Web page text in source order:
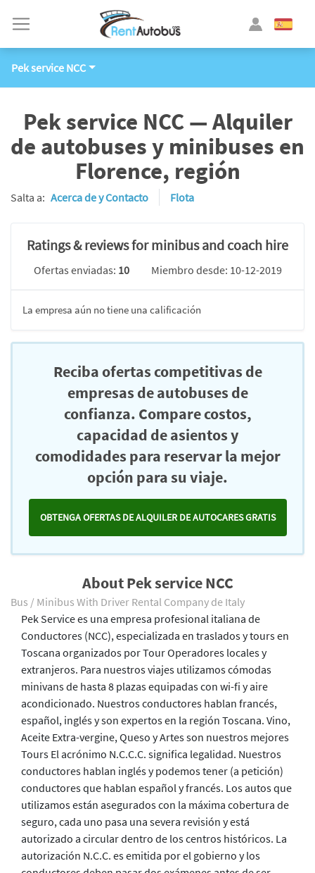
Pek service NCC
Pek service NCC — Alquiler
de autobuses y minibuses en
Florence, región
Salta a: Acerca de y Contacto Flota
Ratings & reviews for minibus and coach hire
Ofertas enviadas: 10 Miembro desde: 10-12-2019
La empresa aún no tiene una calificación
Reciba ofertas competitivas de
empresas de autobuses de
confianza. Compare costos,
capacidad de asientos y
comodidades para reservar la mejor
opción para su viaje.
OBTENGA OFERTAS DE ALQUILER DE AUTOCARES GRATIS
About Pek service NCC
Bus / Minibus With Driver Rental Company de Italy
Pek Service es una empresa profesional italiana de
Conductores (NCC), especializada en traslados y tours en
Toscana organizados por Tour Operadores locales y
extranjeros. Para nuestros viajes utilizamos cómodas
minivans de hasta 8 plazas equipadas con wi-fi y aire
acondicionado. Nuestros conductores hablan francés,
español, inglés y son expertos en la región Toscana. Vino,
Aceite Extra-vergine, Queso y Artes son nuestros mejores
Tours El acrónimo N.C.C.C. significa legalidad. Nuestros
conductores hablan inglés y podemos tener (a petición)
conductores que hablan español y francés. Los autos que
utilizamos están asegurados con la máxima cobertura de
seguro, cada uno pasa una severa revisión y está
autorizado a circular dentro de los centros históricos. La
autorización N.C.C. es emitida por el gobierno y los